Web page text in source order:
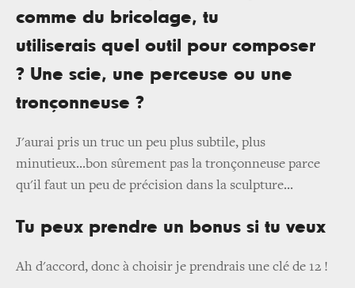
comme du bricolage, tu
utiliserais quel outil pour composer
? Une scie, une perceuse ou une
tronçonneuse ?
J'aurai pris un truc un peu plus subtile, plus
minutieux...bon sûrement pas la tronçonneuse parce
qu'il faut un peu de précision dans la sculpture...
Tu peux prendre un bonus si tu veux
Ah d'accord, donc à choisir je prendrais une clé de 12 !